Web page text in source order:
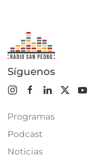
Síguenos
Programas
Podcast
Noticias